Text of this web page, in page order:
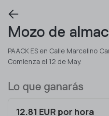
Mozo de
PAACK ES en Calle Marcelino
Comienza el 12 de May.
Lo que ganarás
12.81 EUR por hora